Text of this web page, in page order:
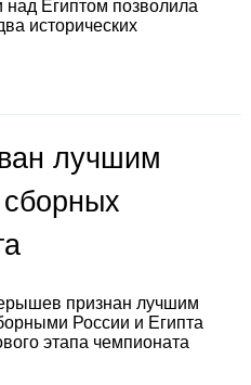
Египтом позволила
исторических
лучшим
признан лучшим
России и Египта
этапа чемпионата